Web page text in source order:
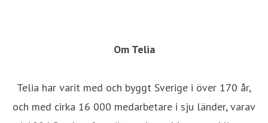
Om Telia
Telia har varit med och byggt Sverige i över 170 år,
och med cirka 16 000 medarbetare i sju länder, varav